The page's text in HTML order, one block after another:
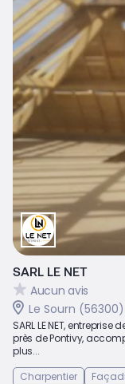
SARL LE NET
Aucun avis
Le Sourn (56300)
SARL LE NET,
près de Pontivy,
plus...
Charpentier